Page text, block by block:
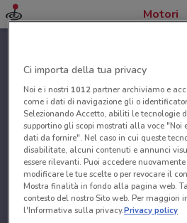
Motori
Ci importa della tua privacy
Noi e i nostri 1012partner archiviamo e
come i dati di navigazione gli o
Selezionando Accetto, abiliti le tecnologie
supportino gli scopi mostrati alla voce "Noi
dati da fornire". Nel caso in cui queste
disabilitate, alcuni contenuti e annunci
essere rilevanti. Puoi accedere
modificare le tue scelte o per revocare il
Mostra finalità in fondo alla pagina web.
contesto del nostro Sito web. Per maggiori
l'Informativa sulla privacy.Privacy policy